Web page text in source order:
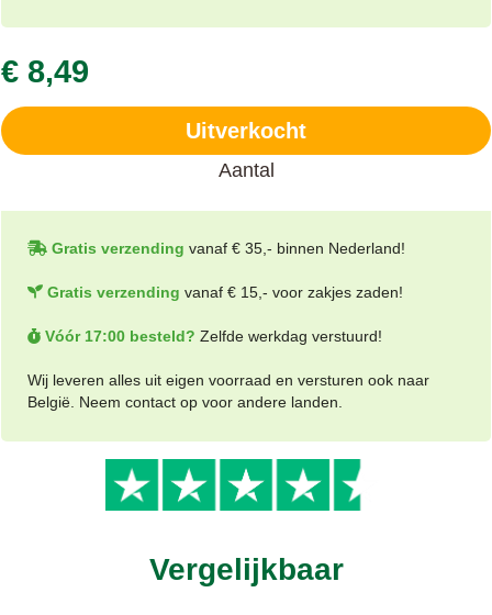
€ 8,49
Uitverkocht
Aantal
Gratis verzending vanaf € 35,- binnen Nederland!
Gratis verzending vanaf € 15,- voor zakjes zaden!
Vóór 17:00 besteld? Zelfde werkdag verstuurd!
Wij leveren alles uit eigen voorraad en versturen ook naar
België. Neem contact op voor andere landen.
Vergelijkbaar